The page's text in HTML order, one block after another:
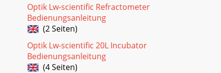
Optik Lw-scientific Refractometer
Bedienungsanleitung
(2 Seiten)
Optik Lw-scientific 20L Incubator
Bedienungsanleitung
(4 Seiten)